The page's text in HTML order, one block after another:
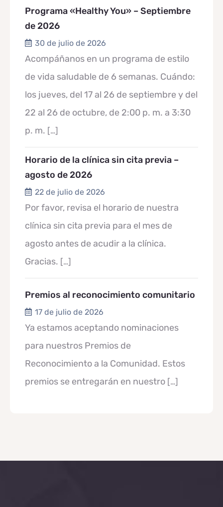
Programa «Healthy You» – Septiembre
de 2026
30 de julio de 2026
Acompáñanos en un programa de estilo
de vida saludable de 6 semanas. Cuándo:
los jueves, del 17 al 26 de septiembre y del
22 al 26 de octubre, de 2:00 p. m. a 3:30
p. m. […]
Horario de la clínica sin cita previa –
agosto de 2026
22 de julio de 2026
Por favor, revisa el horario de nuestra
clínica sin cita previa para el mes de
agosto antes de acudir a la clínica.
Gracias. […]
Premios al reconocimiento comunitario
17 de julio de 2026
Ya estamos aceptando nominaciones
para nuestros Premios de
Reconocimiento a la Comunidad. Estos
premios se entregarán en nuestro […]